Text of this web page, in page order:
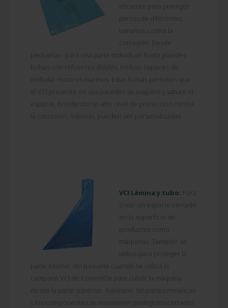
eficiente para proteger
piezas de diferentes
tamaños contra la
pequeñas -para una parte individual- hasta grandes
bolsas con refuerzos dobles, incluso capaces de
embalar motores marinos. Estas bolsas permiten que
el VCI presente en sus paredes se evapore y sature el
espacio, brindando un alto nivel de protección contra
la corrosión. Además, pueden ser personalizadas.
VCI Lámina y tubo:
productos como
máquinas. También se
utiliza para proteger la
parte inferior del paquete cuando se utiliza la
campana VCI de ControlOx para cubrir la máquina
desde la parte superior. Asimismo, las partes metálicas
y los componentes se mantienen protegidos cerrados